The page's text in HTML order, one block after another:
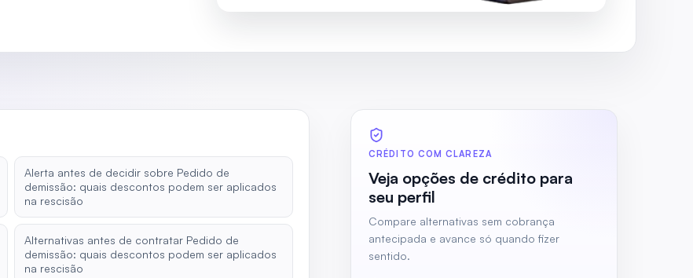
Alerta antes de decidir sobre Pedido de
demissão: quais descontos podem ser aplicados
na rescisão
Alternativas antes de contratar Pedido de
demissão: quais descontos podem ser aplicados
na rescisão
CRÉDITO COM CLAREZA
Veja opções de crédito para
seu perfil
Compare alternativas sem cobrança
antecipada e avance só quando fizer
sentido.